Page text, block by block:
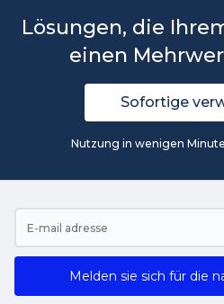
Lösungen, die
einen
Sofortige
Nutzung in wenigen
Melden sie sich für die